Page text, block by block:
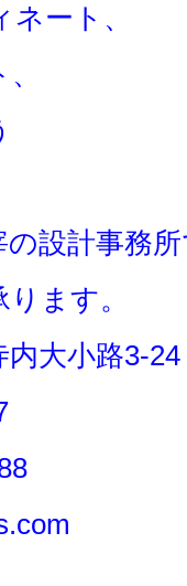
ート、
設計事務
ます。
内大小路3-24